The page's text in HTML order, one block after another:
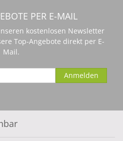
PER E-MAIL
kostenlosen Newsletter
Top-Angebote direkt per E-
Mail.